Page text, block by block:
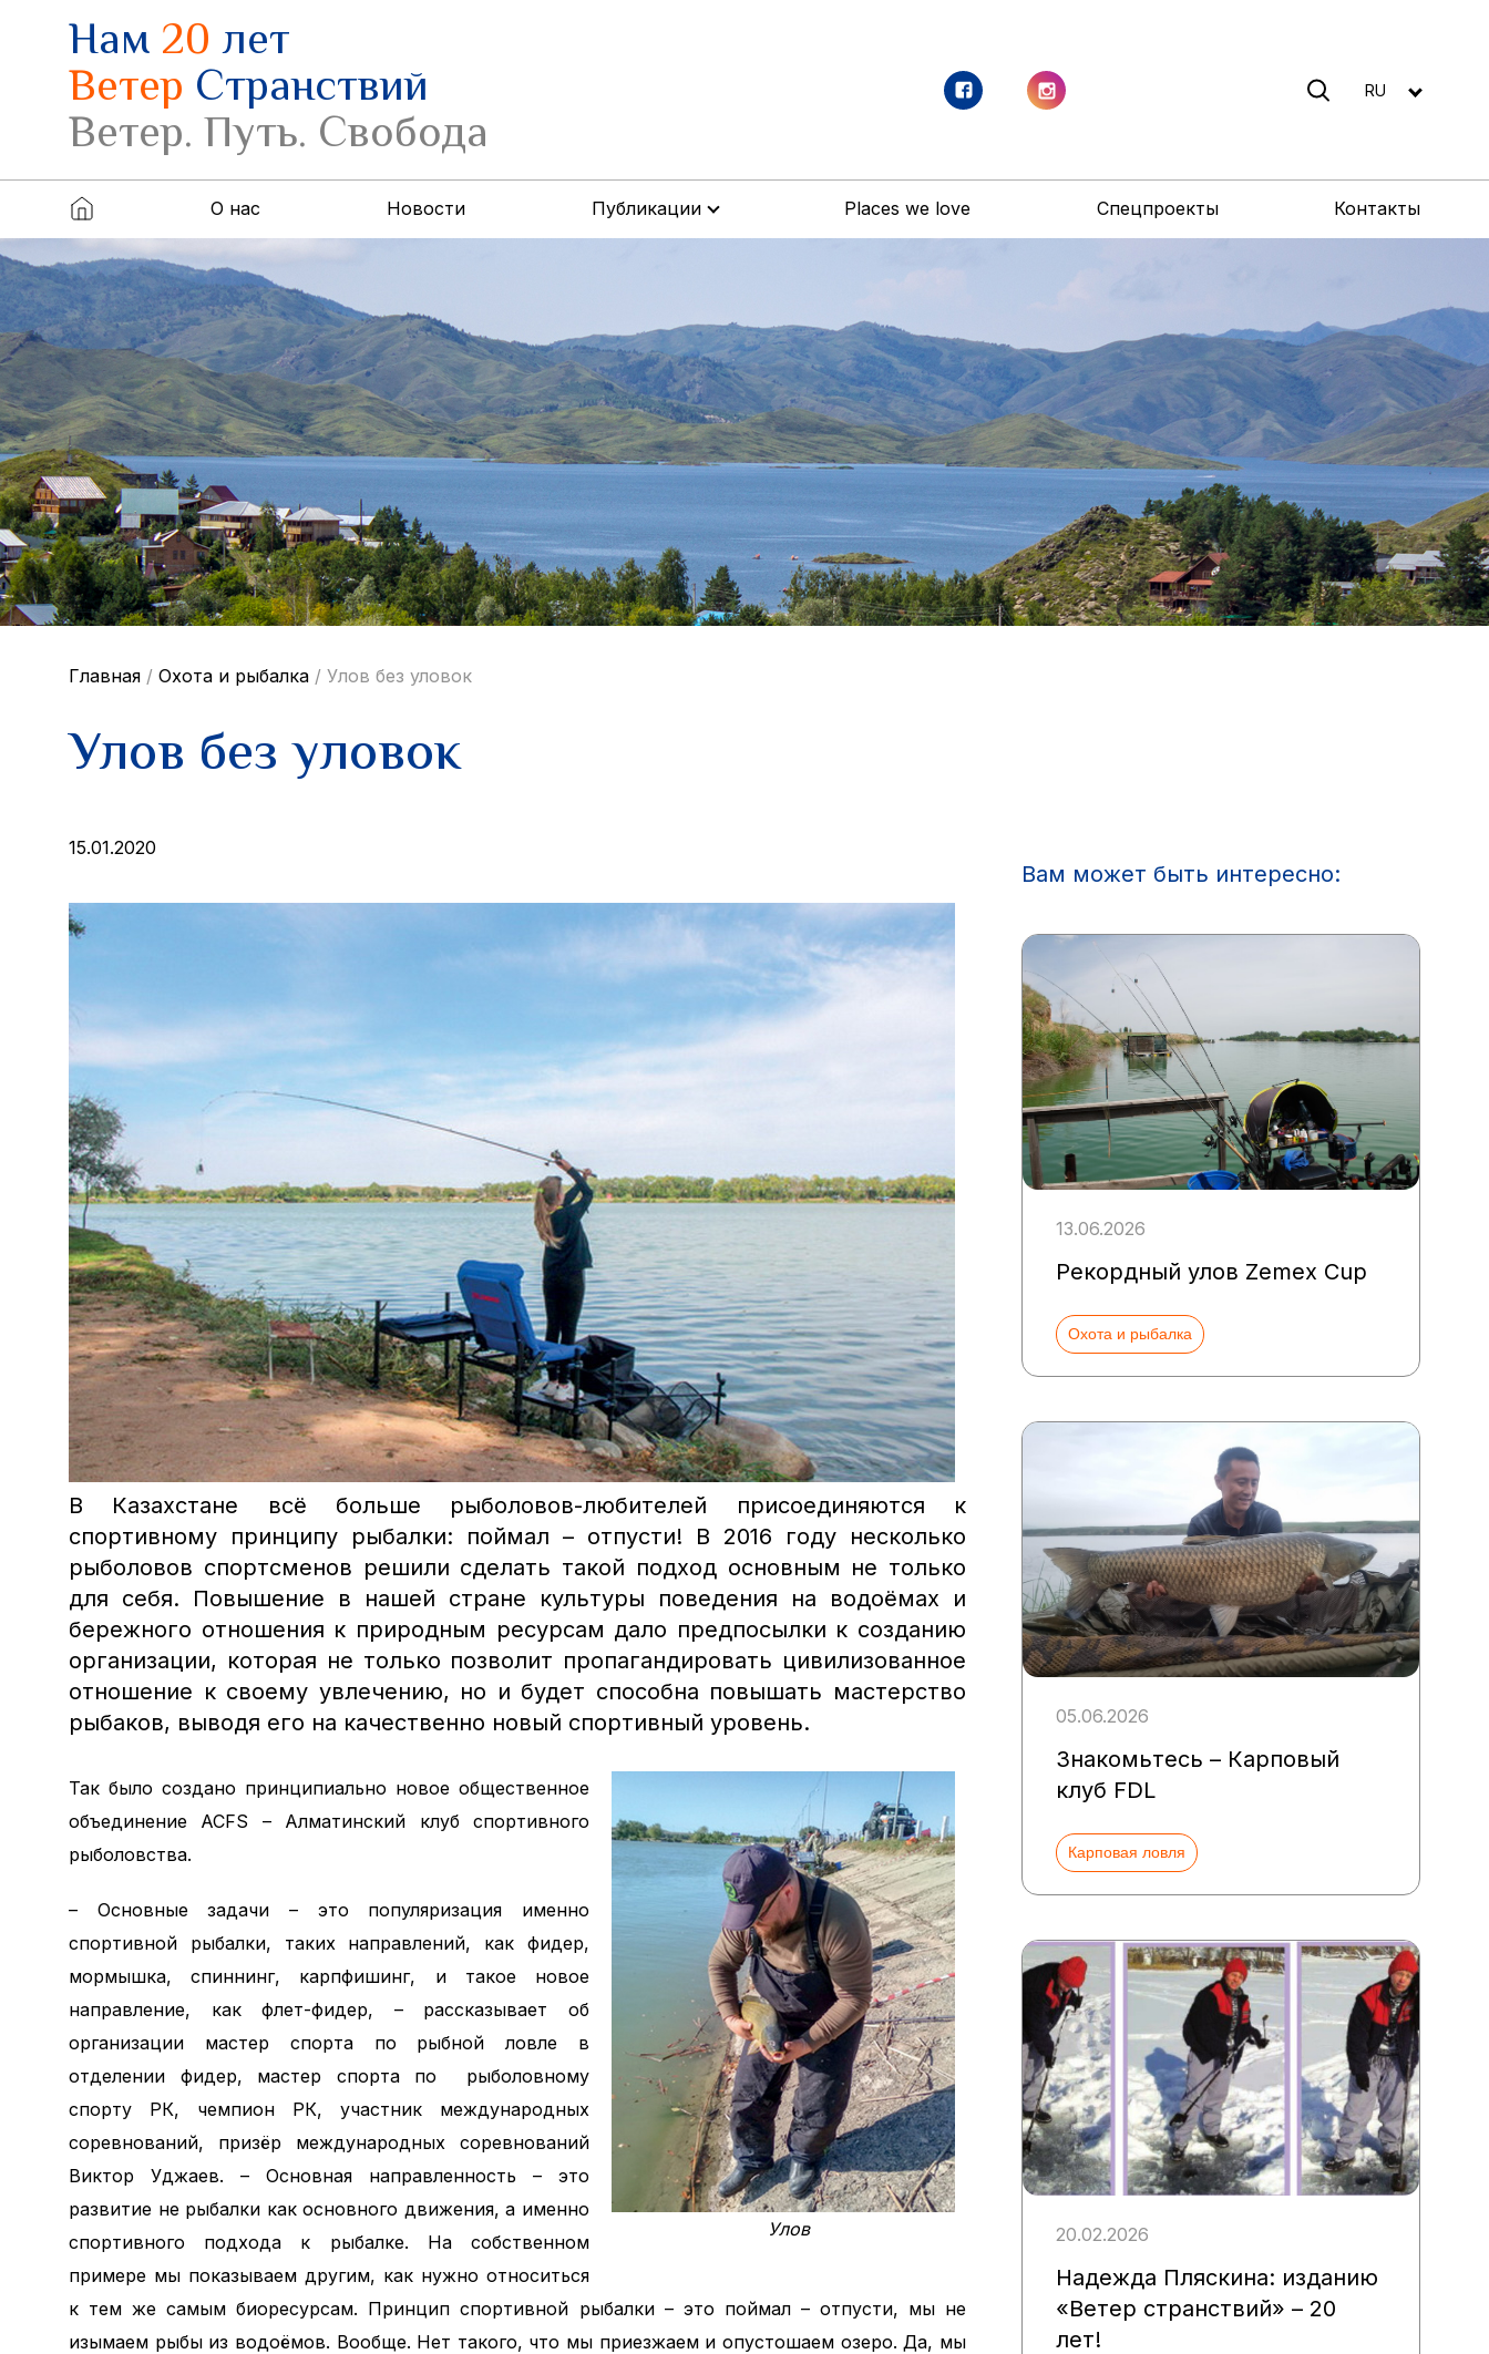
Нам20лет
Ветер Странствий
Ветер. Путь. Свобода
RU
О нас Новости Публикации Places we love Спецпроекты Контакты
Главная / Охота и рыбалка / Улов без уловок
Улов без уловок
15.01.2020
В Казахстане всё больше рыболовов-любителей присоединяются к
спортивному принципу рыбалки: поймал – отпусти! В 2016 году несколько
рыболовов спортсменов решили сделать такой подход основным не только
для себя. Повышение в нашей стране культуры поведения на водоёмах и
бережного отношения к природным ресурсам дало предпосылки к созданию
организации, которая не только позволит пропагандировать цивилизованное
отношение к своему увлечению, но и будет способна повышать мастерство
рыбаков, выводя его на качественно новый спортивный уровень.
Улов
Так было создано принципиально новое общественное
объединение ACFS – Алматинский клуб спортивного
рыболовства.
– Основные задачи – это популяризация именно
спортивной рыбалки, таких направлений, как фидер,
мормышка, спиннинг, карпфишинг, и такое новое
направление, как флет-фидер, – рассказывает об
организации мастер спорта по рыбной ловле в
отделении фидер, мастер спорта по рыболовному
спорту РК, чемпион РК, участник международных
соревнований, призёр международных соревнований
Виктор Уджаев. – Основная направленность – это
развитие не рыбалки как основного движения, а именно
спортивного подхода к рыбалке. На собственном
примере мы показываем другим, как нужно относиться
к тем же самым биоресурсам. Принцип спортивной рыбалки – это поймал – отпусти, мы не
изымаем рыбы из водоёмов. Вообще. Нет такого, что мы приезжаем и опустошаем озеро. Да, мы
Вам может быть интересно:
13.06.2026
Рекордный улов Zemex Cup
Охота и рыбалка
05.06.2026
Знакомьтесь – Карповый
клуб FDL
Карповая ловля
20.02.2026
Надежда Пляскина: изданию
«Ветер странствий» – 20
лет!